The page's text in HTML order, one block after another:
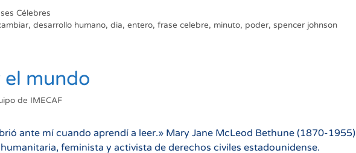
Célebres
,desarrollo humano,dia,entero,frase celebre, minuto, poder,spencer johnson
el mundo
de IMECAF
ante mí cuando aprendí a leer.» Mary Jane McLeod Bethune (1870-1955)
feminista y activista de derechos civiles estadounidense.